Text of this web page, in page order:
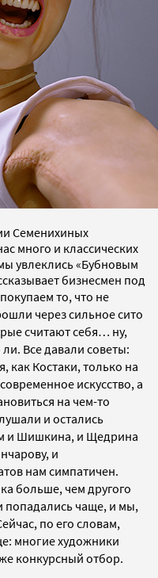
Семенихиных
много и классических
увлеклись «Бубновым
бизнесмен под
то, что не
через сильное сито
считают себя… ну,
Все давали советы:
как Костаки, только на
искусство, а
на чем-то
и остались
и Шишкина, и Щедрина
и
нам симпатичен.
больше, чем другого
попадались чаще, и мы,
по его словам,
многие художники
конкурсный отбор.